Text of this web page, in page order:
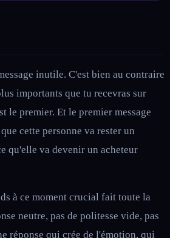
inutile. C'est bien au contraire
importants que tu recevras sur
le premier. Et le premier message
cette personne va rester un
qu'elle va devenir un acheteur
à ce moment crucial fait toute la
neutre, pas de politesse vide, pas
réponse qui crée de l'émotion, qui